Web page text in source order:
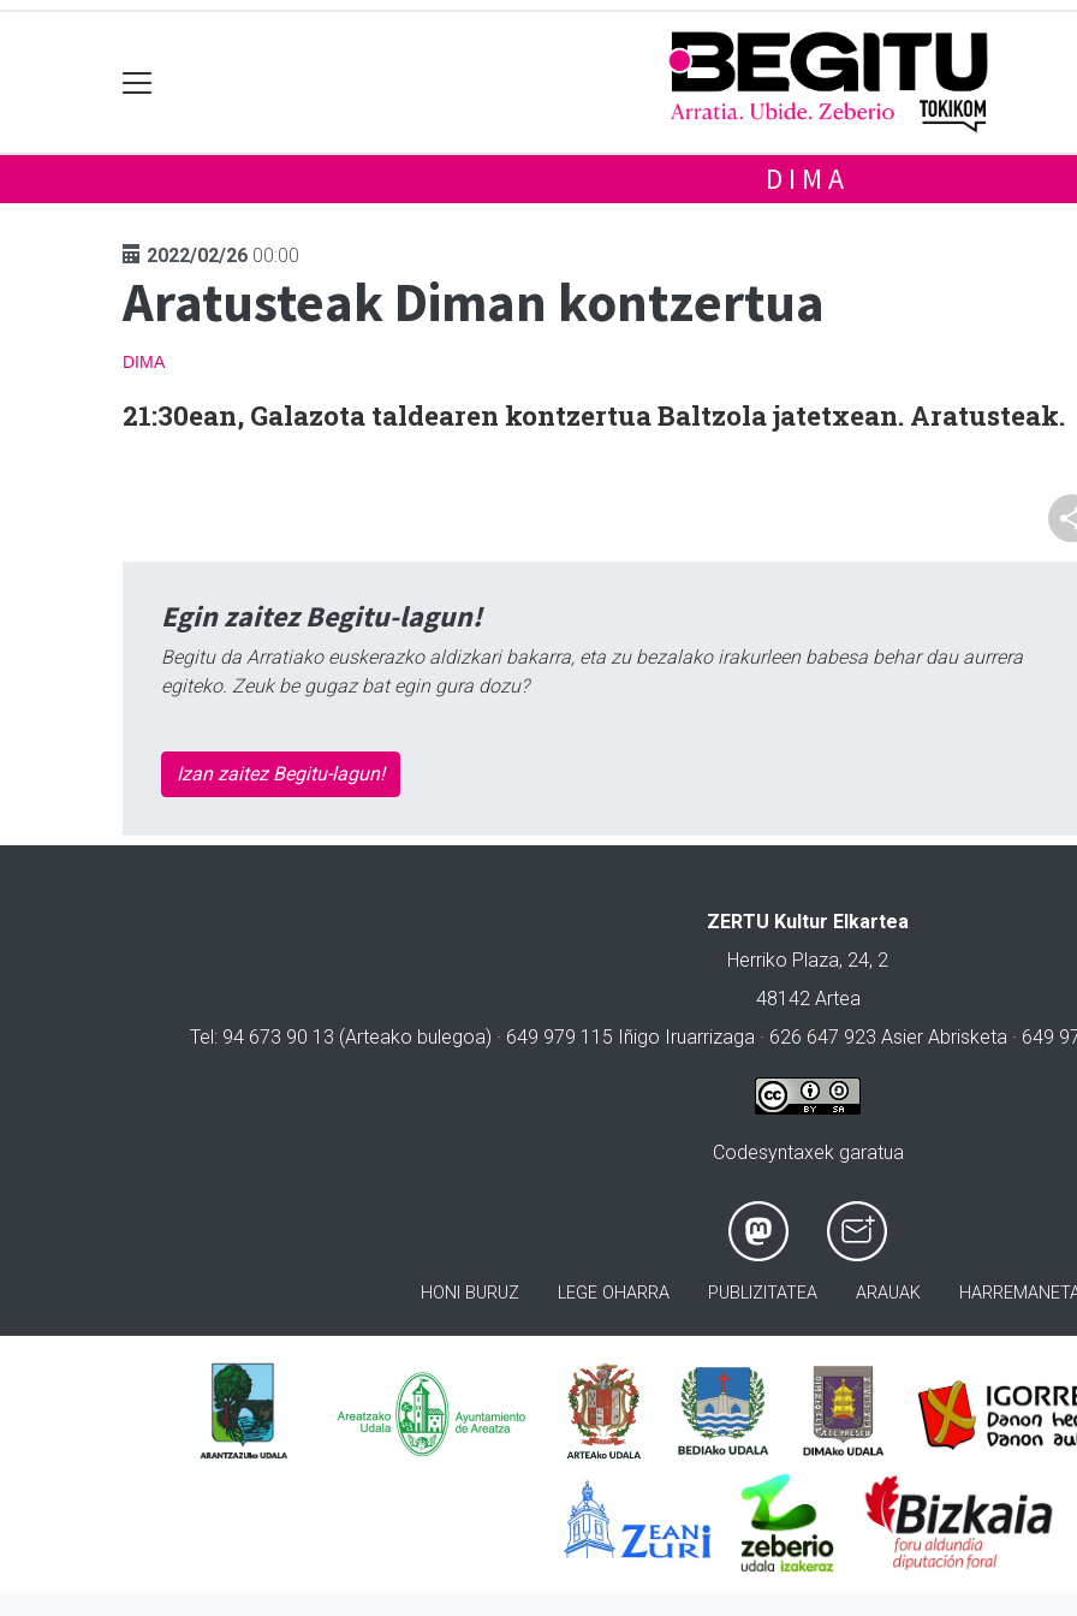
DIMA
2022/02/26 00:00
Aratusteak Diman kontzertua
DIMA
21:30ean, Galazota taldearen kontzertua Baltzola jatetxean. Aratusteak.
Egin zaitez Begitu-lagun!
Begitu da Arratiako euskerazko aldizkari bakarra, eta zu bezalako irakurleen babesa behar dau aurrera
egiteko. Zeuk be gugaz bat egin gura dozu?
Izan zaitez Begitu-lagun!
ZERTU Kultur Elkartea
Herriko Plaza, 24, 2
48142 Artea
Tel: 94 673 90 13 (Arteako bulegoa) · 649 979 115 Iñigo Iruarrizaga · 626 647 923 Asier Abrisketa · 649
Codesyntaxek garatua
HONI BURUZ LEGE OHARRA PUBLIZITATEA ARAUAK